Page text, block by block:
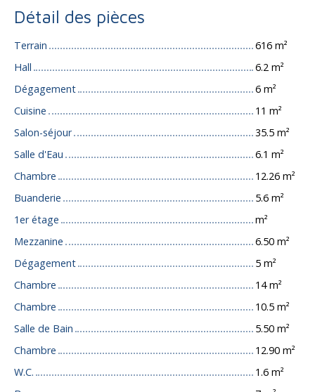
Détail des pièces
Terrain
616 m²
Hall
6.2 m²
Dégagement
6 m²
Cuisine
11 m²
Salon-séjour
35.5 m²
Salle d'Eau
6.1 m²
Chambre
12.26 m²
Buanderie
5.6 m²
1er étage
m²
Mezzanine
6.50 m²
Dégagement
5 m²
Chambre
14 m²
Chambre
10.5 m²
Salle de Bain
5.50 m²
Chambre
12.90 m²
W.C.
1.6 m²